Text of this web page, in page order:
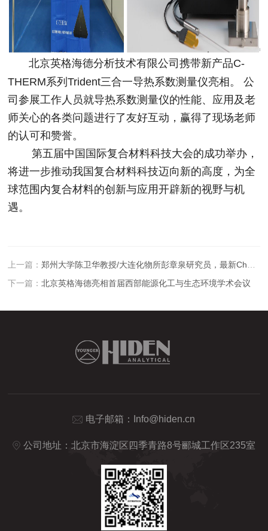
北京英格海德分析技术有限公司携带新产品C-
THERM系列Trident三合一导热系数测量仪亮相。 公
司参展工作人员就导热系数测量仪的性能、应用及老
师关心的各类问题进行了友好互动，赢得了现场老师
的认可和赞誉。
第五届中国国际复合材料科技大会的成功举办 ，
将进一步推动我国复合材料科技迈向新的高度，为全
球范围内复合材料的创新与应用开辟新的视野与机
遇。
上一篇：郑州大学陈卫华教授/大连化物所彭章泉研究员，最新Chem. Soc. Rev. 综述：原位差分电化学质谱揭示二次电池界面产气
下一篇：北京英格海德亮相首届西部能源化工与生态环境学术会议
电子邮箱： Info@hiden.cn
公司地址：北京市海淀区四季青路8号郦城工作区235室